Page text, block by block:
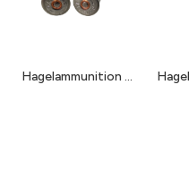
Hagelammunition kal 12